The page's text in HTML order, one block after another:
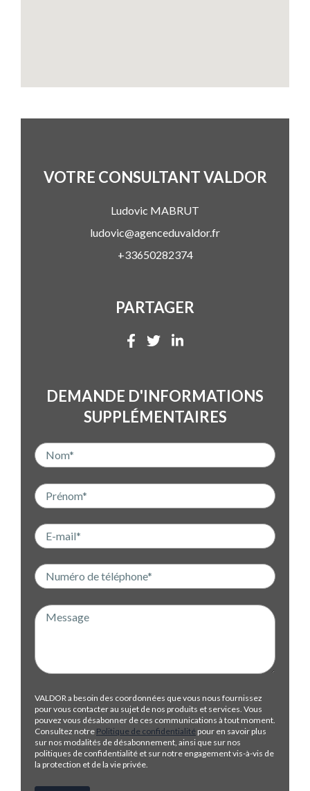
VOTRE CONSULTANT VALDOR
Ludovic MABRUT
ludovic@agenceduvaldor.fr
+33650282374
PARTAGER
DEMANDE D'INFORMATIONS
SUPPLÉMENTAIRES
VALDOR a besoin des coordonnées que vous nous fournissez
pour vous contacter au sujet de nos produits et services. Vous
pouvez vous désabonner de ces communications à tout moment.
Consultez notre Politique de confidentialité pour en savoir plus
sur nos modalités de désabonnement, ainsi que sur nos
politiques de confidentialité et sur notre engagement vis-à-vis de
la protection et de la vie privée.